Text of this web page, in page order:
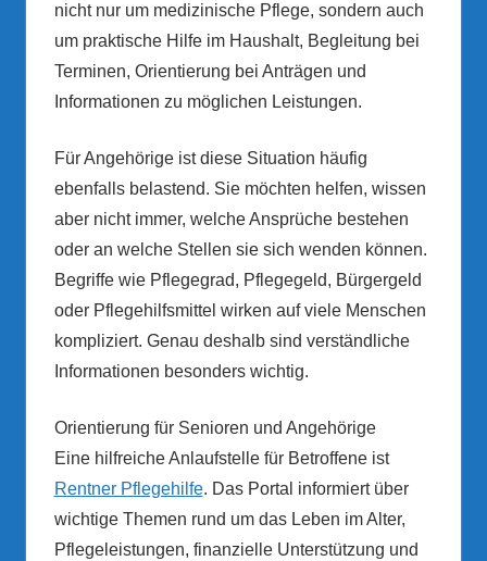
nicht nur um medizinische Pflege, sondern auch
um praktische Hilfe im Haushalt, Begleitung bei
Terminen, Orientierung bei Anträgen und
Informationen zu möglichen Leistungen.
Für Angehörige ist diese Situation häufig
ebenfalls belastend. Sie möchten helfen, wissen
aber nicht immer, welche Ansprüche bestehen
oder an welche Stellen sie sich wenden können.
Begriffe wie Pflegegrad, Pflegegeld, Bürgergeld
oder Pflegehilfsmittel wirken auf viele Menschen
kompliziert. Genau deshalb sind verständliche
Informationen besonders wichtig.
Orientierung für Senioren und Angehörige
Eine hilfreiche Anlaufstelle für Betroffene ist
Rentner Pflegehilfe. Das Portal informiert über
wichtige Themen rund um das Leben im Alter,
Pflegeleistungen, finanzielle Unterstützung und